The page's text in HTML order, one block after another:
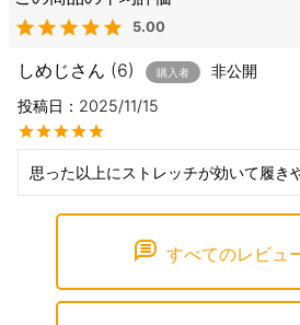
5.00
しめじ 6 購入者
非公開
投稿日
2025/11/15
思った以上にストレッチが効いて履き
すべてのレビュ